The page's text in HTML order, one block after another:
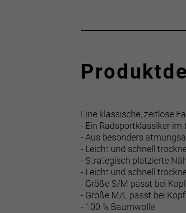
Eine klassische, zeitlose
- Ein Radsportklassiker im
- Aus besonders
- Leicht und schnell
- Strategisch platzierte
- Leicht und schnell
- Größe S/M passt bei
- Größe M/L passt bei
- 100 % Baumwolle